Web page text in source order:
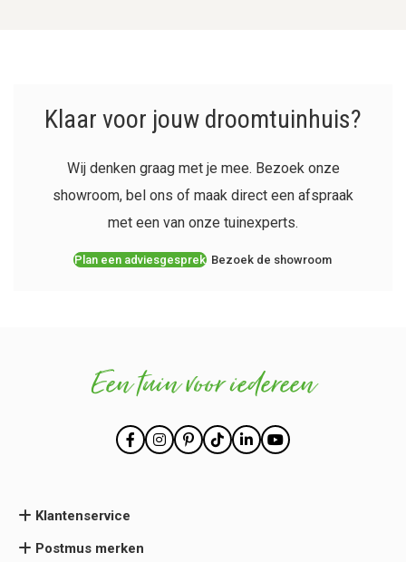
Klaar voor jouw droomtuinhuis?
Wij denken graag met je mee. Bezoek onze
showroom, bel ons of maak direct een afspraak
met een van onze tuinexperts.
Plan een adviesgesprek Bezoek de showroom
Een tuin voor iedereen
Klantenservice
Postmus merken